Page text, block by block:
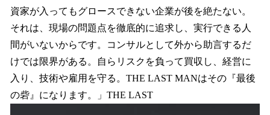
資家が入ってもグロースできない企業が後を絶たない。
それは、現場の問題点を徹底的に追求し、実行できる人
間がいないからです。コンサルとして外から助言するだ
けでは限界がある。自らリスクを負って買収し、経営に
入り、技術や雇用を守る。THE LAST MANはその『最後
の砦』になります。」THE LAST